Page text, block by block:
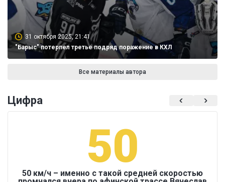
31 октября 2025, 21:41
"Барыс" потерпел третье подряд поражение в КХЛ
Все материалы автора
Цифра
50
50 км/ч – именно с такой средней скоростью